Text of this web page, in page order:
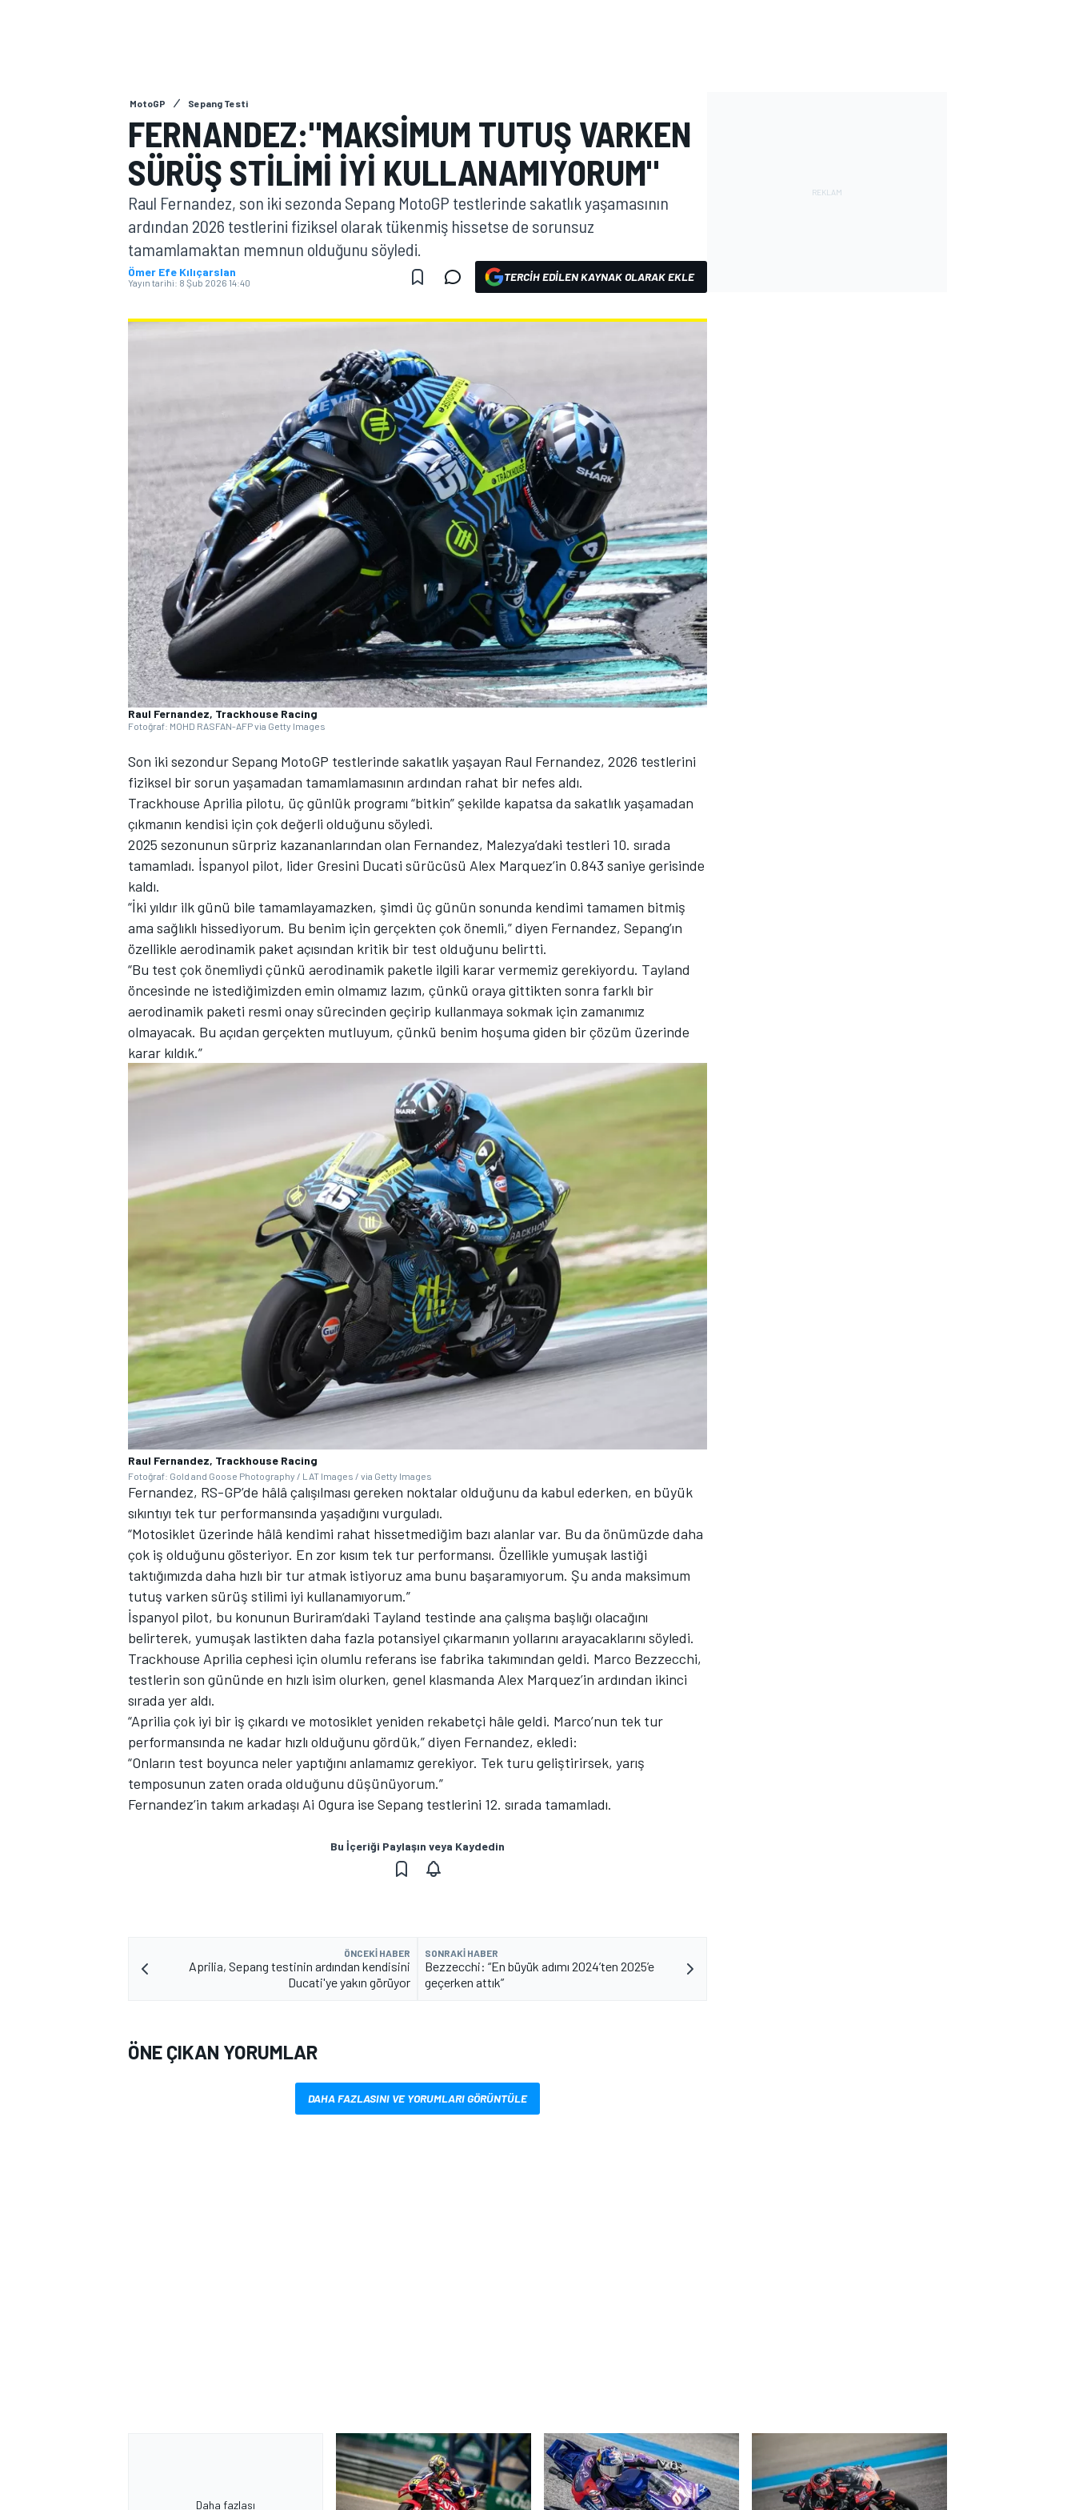
WORLD SUPERBIKE
WRC
TÜRK SPORCULAR
MOTOSİKLET
MotoGP Sepang Testi
FERNANDEZ:"MAKSIMUM TUTUŞ VARKEN
SÜRÜŞ STILIMI IYI KULLANAMIYORUM"
Raul Fernandez, son iki sezonda Sepang MotoGP testlerinde sakatlık yaşamasının
ardından 2026 testlerini fiziksel olarak tükenmiş hissetse de sorunsuz
tamamlamaktan memnun olduğunu söyledi.
Ömer Efe Kılıçarslan
Yayın tarihi: 8 Şub 2026 14:40 TERCIH EDILEN KAYNAK OLARAK EKLE
Raul Fernandez, Trackhouse Racing
Fotoğraf: MOHD RASFAN-AFP via Getty Images
Son iki sezondur Sepang MotoGP testlerinde sakatlık yaşayan Raul Fernandez, 2026 testlerini
fiziksel bir sorun yaşamadan tamamlamasının ardından rahat bir nefes aldı.
Trackhouse Aprilia pilotu, üç günlük programı “bitkin” şekilde kapatsa da sakatlık yaşamadan
çıkmanın kendisi için çok değerli olduğunu söyledi.
2025 sezonunun sürpriz kazananlarından olan Fernandez, Malezya’daki testleri 10. sırada
tamamladı. İspanyol pilot, lider Gresini Ducati sürücüsü Alex Marquez’in 0.843 saniye gerisinde
kaldı.
“İki yıldır ilk günü bile tamamlayamazken, şimdi üç günün sonunda kendimi tamamen bitmiş
ama sağlıklı hissediyorum. Bu benim için gerçekten çok önemli,” diyen Fernandez, Sepang’ın
özellikle aerodinamik paket açısından kritik bir test olduğunu belirtti.
“Bu test çok önemliydi çünkü aerodinamik paketle ilgili karar vermemiz gerekiyordu. Tayland
öncesinde ne istediğimizden emin olmamız lazım, çünkü oraya gittikten sonra farklı bir
aerodinamik paketi resmi onay sürecinden geçirip kullanmaya sokmak için zamanımız
olmayacak. Bu açıdan gerçekten mutluyum, çünkü benim hoşuma giden bir çözüm üzerinde
karar kıldık.”
Raul Fernandez, Trackhouse Racing
Fotoğraf: Gold and Goose Photography / LAT Images / via Getty Images
Fernandez, RS-GP’de hâlâ çalışılması gereken noktalar olduğunu da kabul ederken, en büyük
sıkıntıyı tek tur performansında yaşadığını vurguladı.
“Motosiklet üzerinde hâlâ kendimi rahat hissetmediğim bazı alanlar var. Bu da önümüzde daha
çok iş olduğunu gösteriyor. En zor kısım tek tur performansı. Özellikle yumuşak lastiği
taktığımızda daha hızlı bir tur atmak istiyoruz ama bunu başaramıyorum. Şu anda maksimum
tutuş varken sürüş stilimi iyi kullanamıyorum.”
İspanyol pilot, bu konunun Buriram’daki Tayland testinde ana çalışma başlığı olacağını
belirterek, yumuşak lastikten daha fazla potansiyel çıkarmanın yollarını arayacaklarını söyledi.
Trackhouse Aprilia cephesi için olumlu referans ise fabrika takımından geldi. Marco Bezzecchi,
testlerin son gününde en hızlı isim olurken, genel klasmanda Alex Marquez’in ardından ikinci
sırada yer aldı.
“Aprilia çok iyi bir iş çıkardı ve motosiklet yeniden rekabetçi hâle geldi. Marco’nun tek tur
performansında ne kadar hızlı olduğunu gördük,” diyen Fernandez, ekledi:
“Onların test boyunca neler yaptığını anlamamız gerekiyor. Tek turu geliştirirsek, yarış
temposunun zaten orada olduğunu düşünüyorum.”
Fernandez’in takım arkadaşı Ai Ogura ise Sepang testlerini 12. sırada tamamladı.
Bu İçeriği Paylaşın veya Kaydedin
ÖNCEKI HABER
Aprilia, Sepang testinin ardından kendisini
Ducati'ye yakın görüyor
SONRAKI HABER
Bezzecchi: “En büyük adımı 2024’ten 2025’e
geçerken attık”
ÖNE ÇIKAN YORUMLAR
DAHA FAZLASINI VE YORUMLARI GÖRÜNTÜLE
Daha fazlası